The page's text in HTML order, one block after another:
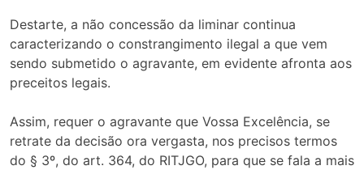
Destarte, a não concessão da liminar continua
caracterizando o constrangimento ilegal a que vem
sendo submetido o agravante, em evidente afronta aos
preceitos legais.
Assim, requer o agravante que Vossa Excelência, se
retrate da decisão ora vergasta, nos precisos termos
do § 3º, do art. 364, do RITJGO, para que se fala a mais